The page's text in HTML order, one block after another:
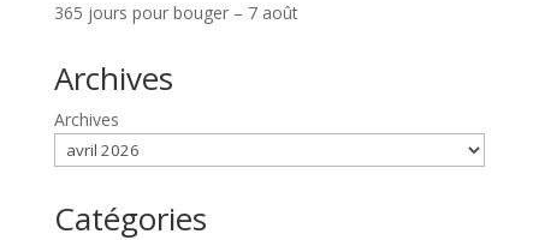
365 jours pour bouger – 7 août
Archives
Archives
Catégories